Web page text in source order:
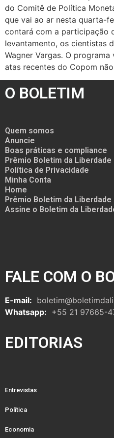
do Comitê de Política
que vai ao ar nesta quarta-
contará com a participação
levantamento, os cientistas
Wagner Vargas. O
atas recentes do Copom
O BOLETIM
Quem somos
Anuncie
Boas práticas e compliance
Prêmio Boletim da Liberdade
Política de Privacidade
Minha Conta
Home
Prêmio Boletim da Liberdade
Assine o Boletim da
FALE COM O
E-mail:
Whatsapp: +55 21 97665-
EDITORIAS
Entrevistas
Política
Economia